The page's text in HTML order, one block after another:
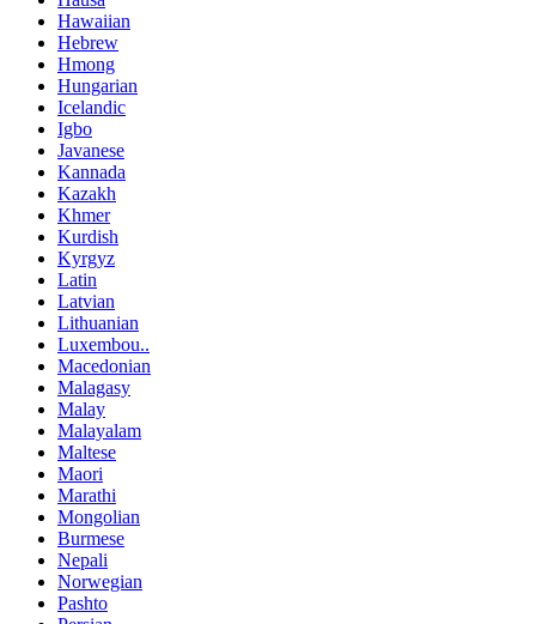
Hawaiian
Hebrew
Hmong
Hungarian
Icelandic
Igbo
Javanese
Kannada
Kazakh
Khmer
Kurdish
Kyrgyz
Latin
Latvian
Lithuanian
Luxembou..
Macedonian
Malagasy
Malay
Malayalam
Maltese
Maori
Marathi
Mongolian
Burmese
Nepali
Norwegian
Pashto